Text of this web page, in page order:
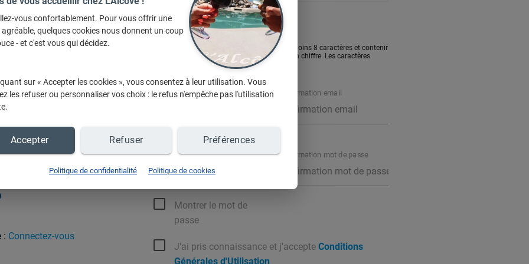
accès à des
aux membres :
des commerçants
liste de
favoris
de favoris,
cadeaux
fonctionnalités ...
et vos données restent
: Connectez-vous
Votre mot de passe doit être composé d'au moins 8 caractères et contenir
au moins une majuscule, une minuscule et un chiffre. Les caractères
spéciaux ne sont pas autorisés.
Email de connexion Confirmation email
Mot de passe Confirmation mot de passe
Montrer le mot de
passe
J'ai pris connaissance et j'accepte Conditions
Générales d'Utilisation
vous confortablement. Pour vous offrir une
agréable, quelques cookies nous donnent un coup
- et c'est vous qui décidez.
sur « Accepter les cookies », vous consentez à leur utilisation. Vous
les refuser ou personnaliser vos choix : le refus n'empêche pas l'utilisation
Accepter Refuser Préférences
Politique de confidentialité Politique de cookies